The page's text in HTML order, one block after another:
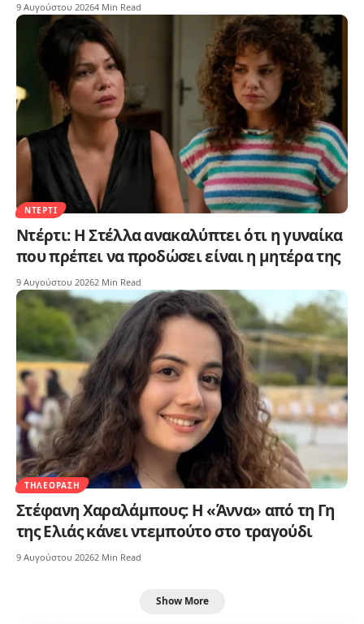
9 Αυγούστου 20264 Min Read
ΝΤΈΡΤΙ
Ντέρτι: Η Στέλλα ανακαλύπτει ότι η γυναίκα
που πρέπει να προδώσει είναι η μητέρα της
9 Αυγούστου 20262 Min Read
ΤΗΛΕΌΡΑΣΗ
Στέφανη Χαραλάμπους: Η «Άννα» από τη Γη
της Ελιάς κάνει ντεμπούτο στο τραγούδι
9 Αυγούστου 20262 Min Read
Show More